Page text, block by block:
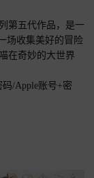
第五代作品，是一
场收集美好的冒险
在奇妙的大世界
/Apple账号+密